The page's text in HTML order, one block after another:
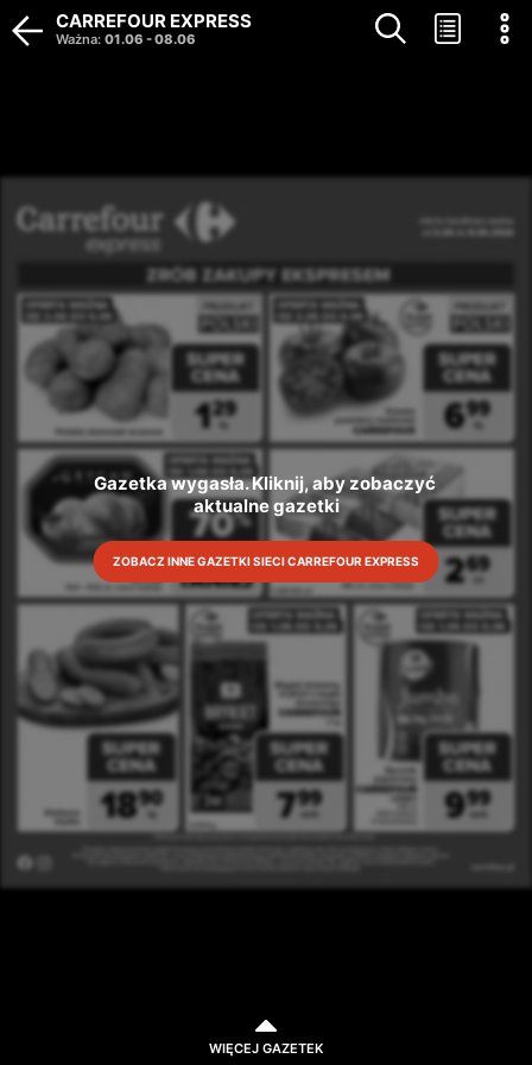
Gazetka wygasła. Kliknij, aby zobaczyć
aktualne gazetki
ZOBACZ INNE GAZETKI SIECI CARREFOUR EXPRESS
CARREFOUR EXPRESS
Ważna: 01.06 -08.06
WIĘCEJ GAZETEK